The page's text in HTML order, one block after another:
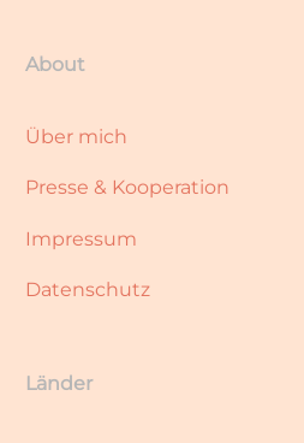
About
Über mich
Presse & Kooperation
Impressum
Datenschutz
Länder